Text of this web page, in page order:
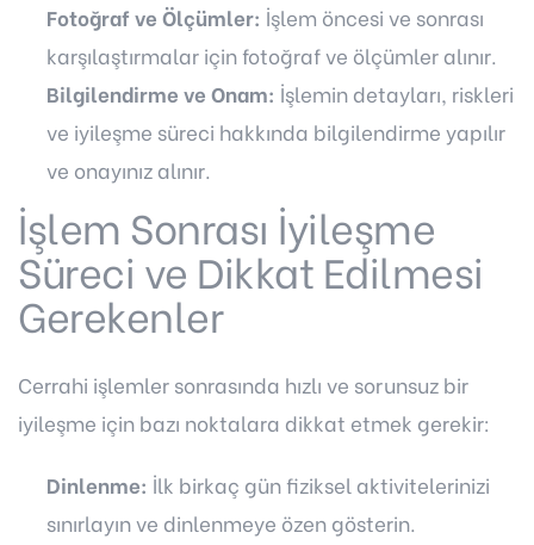
Fotoğraf ve Ölçümler: İşlem öncesi ve sonrası
karşılaştırmalar için fotoğraf ve ölçümler alınır.
Bilgilendirme ve Onam: İşlemin detayları, riskleri
ve iyileşme süreci hakkında bilgilendirme yapılır
ve onayınız alınır.
İşlem Sonrası İyileşme
Süreci ve Dikkat Edilmesi
Gerekenler
Cerrahi işlemler sonrasında hızlı ve sorunsuz bir
iyileşme için bazı noktalara dikkat etmek gerekir:
Dinlenme: İlk birkaç gün fiziksel aktivitelerinizi
sınırlayın ve dinlenmeye özen gösterin.